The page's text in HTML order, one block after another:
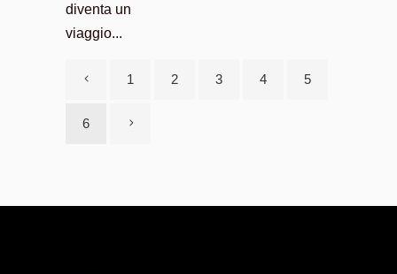
diventa un
viaggio...
1 2 3 4 5
6